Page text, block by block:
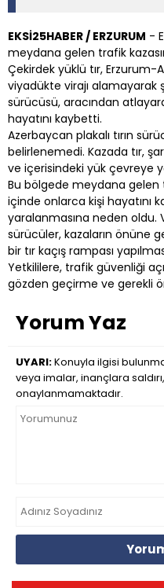
EKSİ25HABER / ERZURUM -
meydana gelen trafik
Çekirdek yüklü tır,
viyadükte virajı alamayarak
sürücüsü, aracından
hayatını kaybetti.
Azerbaycan plakalı tırın
belirlenemedi. Kazada tır,
ve içerisindeki yük çevreye
Bu bölgede meydana gelen
içinde onlarca kişi hayatını
yaralanmasına neden
sürücüler, kazaların önüne
bir tır kaçış rampası
Yetkililere, trafik güvenliği
gözden geçirme ve gerekli
Yorum Yaz
UYARI:Konuyla ilgisi
veya imalar, inançlara
onaylanmamaktadır.